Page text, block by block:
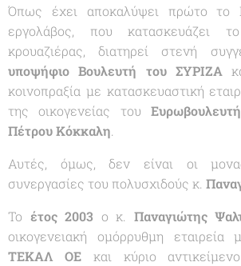
Όπως έχει αποκαλύψει πρώτο το
εργολάβος, που κατασκευάζει
κρουαζιέρας, διατηρεί στενή
υποψήφιο Βουλευτή του ΣΥΡΙΖΑ
κοινοπραξία με κατασκευαστική
της οικογενείας του
Πέτρου Κόκκαλη.
Αυτές, όμως, δεν είναι οι
συνεργασίες του πολυσχιδούς κ.
Το έτος 2003 ο κ. Παναγιώτης
οικογενειακή ομόρρυθμη
ΤΕΚΑΛ ΟΕκαι κύριο